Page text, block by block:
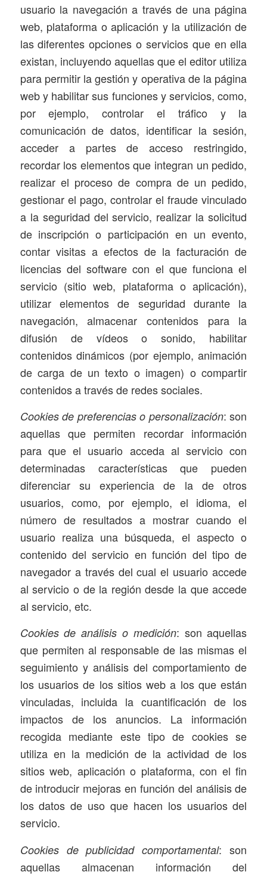
usuario la navegación a través de una página
web, plataforma o aplicación y la utilización de
las diferentes opciones o servicios que en ella
existan, incluyendo aquellas que el editor utiliza
para permitir la gestión y operativa de la página
web y habilitar sus funciones y servicios, como,
por ejemplo, controlar el tráfico y la
comunicación de datos, identificar la sesión,
acceder a partes de acceso restringido,
recordar los elementos que integran un pedido,
realizar el proceso de compra de un pedido,
gestionar el pago, controlar el fraude vinculado
a la seguridad del servicio, realizar la solicitud
de inscripción o participación en un evento,
contar visitas a efectos de la facturación de
licencias del software con el que funciona el
servicio (sitio web, plataforma o aplicación),
utilizar elementos de seguridad durante la
navegación, almacenar contenidos para la
difusión de vídeos o sonido, habilitar
contenidos dinámicos (por ejemplo, animación
de carga de un texto o imagen) o compartir
contenidos a través de redes sociales.
Cookies de preferencias o personalización: son
aquellas que permiten recordar información
para que el usuario acceda al servicio con
determinadas características que pueden
diferenciar su experiencia de la de otros
usuarios, como, por ejemplo, el idioma, el
número de resultados a mostrar cuando el
usuario realiza una búsqueda, el aspecto o
contenido del servicio en función del tipo de
navegador a través del cual el usuario accede
al servicio o de la región desde la que accede
al servicio, etc.
Cookies de análisis o medición: son aquellas
que permiten al responsable de las mismas el
seguimiento y análisis del comportamiento de
los usuarios de los sitios web a los que están
vinculadas, incluida la cuantificación de los
impactos de los anuncios. La información
recogida mediante este tipo de cookies se
utiliza en la medición de la actividad de los
sitios web, aplicación o plataforma, con el fin
de introducir mejoras en función del análisis de
los datos de uso que hacen los usuarios del
servicio.
Cookies de publicidad comportamental: son
aquellas almacenan información del